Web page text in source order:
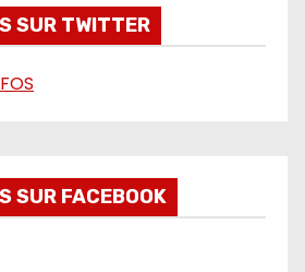
SUR TWITTER
SUR FACEBOOK